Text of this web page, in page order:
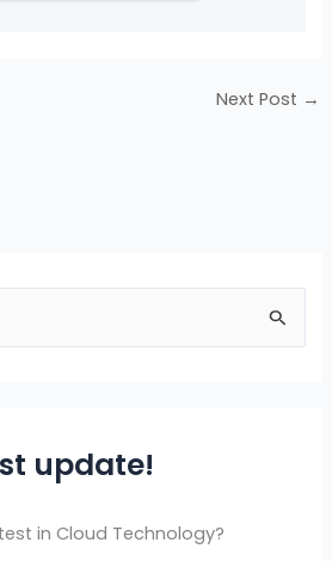
Next Post →
update!
in Cloud Technology?